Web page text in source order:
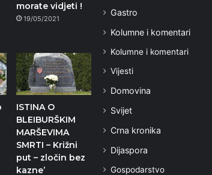
morate vidjeti !
19/05/2021
ISTINA O
BLEIBURŠKIM
MARŠEVIMA
SMRTI – Križni
put – zločin bez
kazne’
Gastro
Kolumne i komentari
Kolumne i komentari
Vijesti
Domovina
Svijet
Crna kronika
Dijaspora
Gospodarstvo